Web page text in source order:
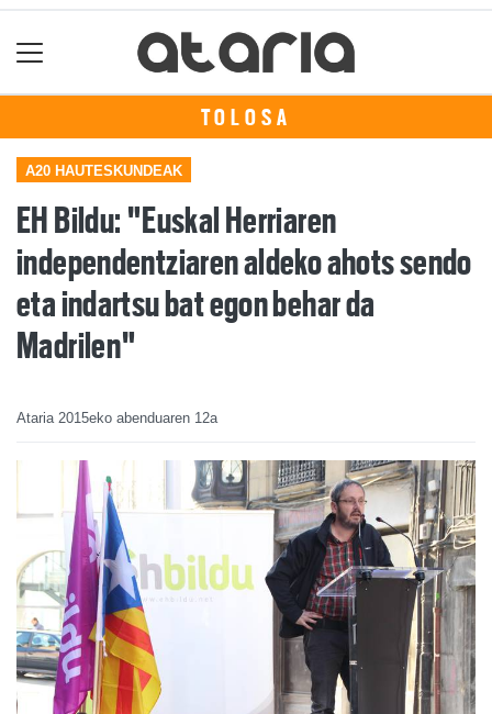
TOLOSA
A20 HAUTESKUNDEAK
EH Bildu: "Euskal Herriaren
independentziaren aldeko ahots sendo
eta indartsu bat egon behar da
Madrilen"
Ataria 2015eko abenduaren 12a